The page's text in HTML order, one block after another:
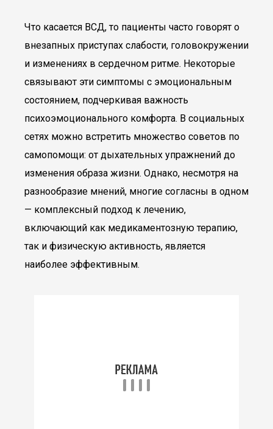
Что касается ВСД, то пациенты часто говорят о
внезапных приступах слабости, головокружении
и изменениях в сердечном ритме. Некоторые
связывают эти симптомы с эмоциональным
состоянием, подчеркивая важность
психоэмоционального комфорта. В социальных
сетях можно встретить множество советов по
самопомощи: от дыхательных упражнений до
изменения образа жизни. Однако, несмотря на
разнообразие мнений, многие согласны в одном
— комплексный подход к лечению,
включающий как медикаментозную терапию,
так и физическую активность, является
наиболее эффективным.